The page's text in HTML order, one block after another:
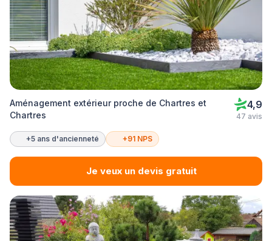
Aménagement extérieur proche de Chartres et
Chartres
4,9
47 avis
+5 ans d'ancienneté +91 NPS
Je veux un devis gratuit